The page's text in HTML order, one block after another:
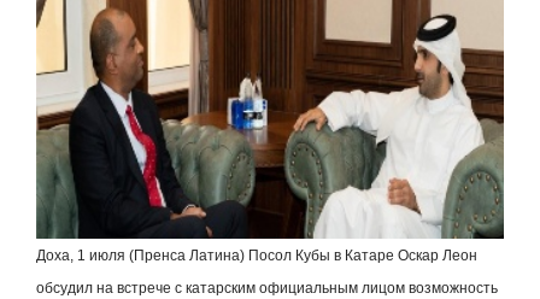
Доха, 1 июля (Пренса Латина) Посол Кубы в Катаре Оскар Леон
обсудил на встрече с катарским официальным лицом возможность